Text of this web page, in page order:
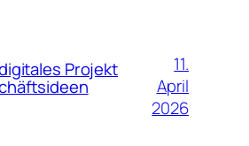
Projekt
11.
April
2026